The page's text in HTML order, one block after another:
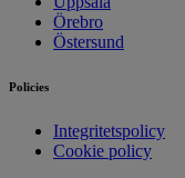
Örebro
Östersund
Policies
Integritetspolicy
Cookie policy